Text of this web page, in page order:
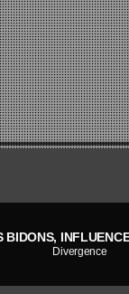
Divergence